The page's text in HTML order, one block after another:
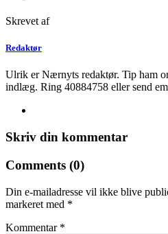
Skrevet af
Redaktør
Ulrik er Nærnyts redaktør. Tip ham
indlæg. Ring 40884758 eller send
Skriv din kommentar
Comments (0)
Din e-mailadresse vil ikke blive
markeret med *
Kommentar *